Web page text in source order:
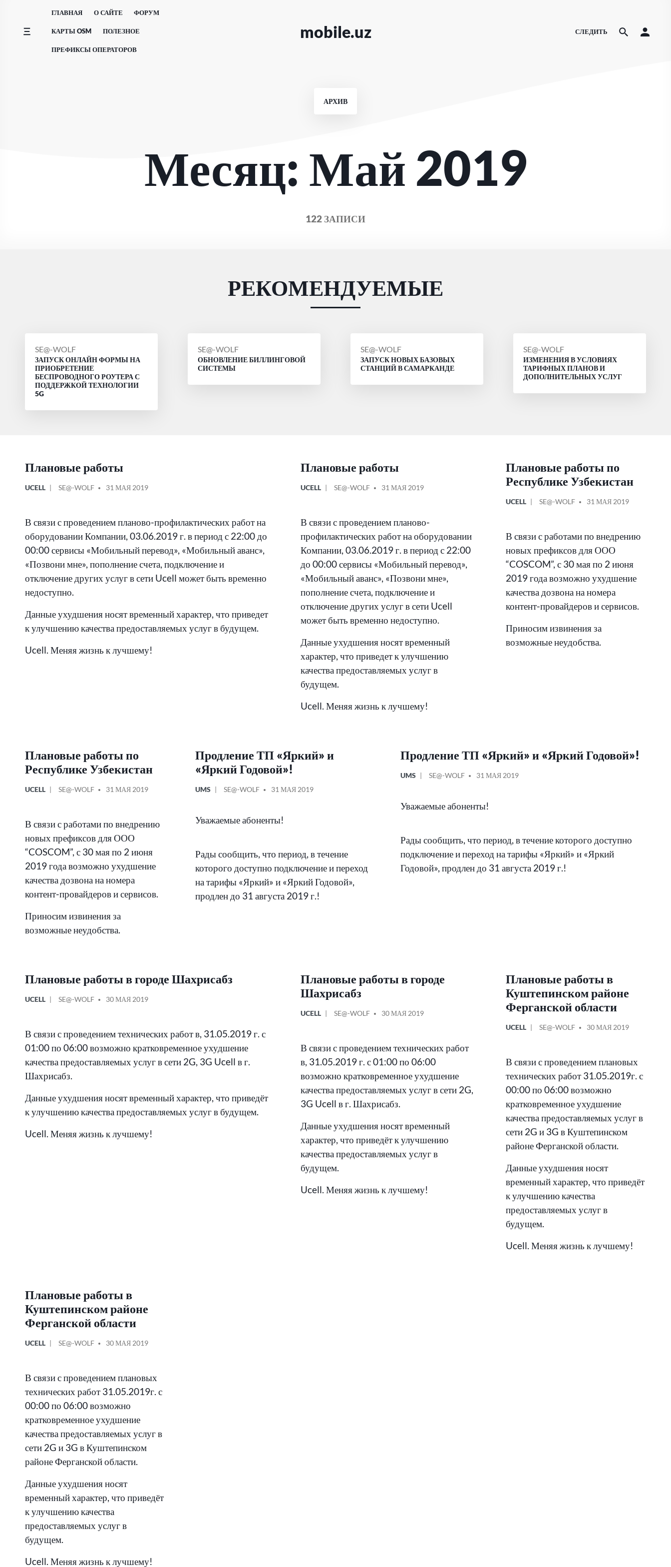
содержимому
ГЛАВНАЯ О САЙТЕ ФОРУМ
КАРТЫ OSM ПОЛЕЗНОЕ
ПРЕФИКСЫ ОПЕРАТОРОВ
mobile.uz СЛЕДИТЬ
АРХИВ
Месяц: Май 2019
122 ЗАПИСИ
РЕКОМЕНДУЕМЫЕ
СООБЩЕНИЕ
ОТ
SE@-WOLF
ЗАПУСК ОНЛАЙН ФОРМЫ НА
ПРИОБРЕТЕНИЕ
БЕСПРОВОДНОГО РОУТЕРА С
ПОДДЕРЖКОЙ ТЕХНОЛОГИИ
5G
СООБЩЕНИЕ
ОТ
SE@-WOLF
ОБНОВЛЕНИЕ БИЛЛИНГОВОЙ
СИСТЕМЫ
СООБЩЕНИЕ
ОТ
SE@-WOLF
ЗАПУСК НОВЫХ БАЗОВЫХ
СТАНЦИЙ В САМАРКАНДЕ
СООБЩЕНИЕ
ОТ
SE@-WOLF
ИЗМЕНЕНИЯ В УСЛОВИЯХ
ТАРИФНЫХ ПЛАНОВ И
ДОПОЛНИТЕЛЬНЫХ УСЛУГ
Плановые работы
ОПУБЛИКОВАНО
UCELL
СООБЩЕНИЕ
SE@-WOLF 31 МАЯ 2019
В связи с проведением планово-профилактических работ на
оборудовании Компании, 03.06.2019 г. в период с 22:00 до
00:00 сервисы «Мобильный перевод», «Мобильный аванс»,
«Позвони мне», пополнение счета, подключение и
отключение других услуг в сети Ucell может быть временно
недоступно.
Данные ухудшения носят временный характер, что приведет
к улучшению качества предоставляемых услуг в будущем.
Ucell. Меняя жизнь к лучшему!
Плановые работы
ОПУБЛИКОВАНО
UCELL
СООБЩЕНИЕ
SE@-WOLF 31 МАЯ 2019
В связи с проведением планово-
профилактических работ на оборудовании
Компании, 03.06.2019 г. в период с 22:00
до 00:00 сервисы «Мобильный перевод»,
«Мобильный аванс», «Позвони мне»,
пополнение счета, подключение и
отключение других услуг в сети Ucell
может быть временно недоступно.
Данные ухудшения носят временный
характер, что приведет к улучшению
качества предоставляемых услуг в
будущем.
Ucell. Меняя жизнь к лучшему!
Плановые работы по
Республике Узбекистан
ОПУБЛИКОВАНО
UCELL
СООБЩЕНИЕ
SE@-WOLF 31 МАЯ 2019
В связи с работами по внедрению
новых префиксов для ООО
“COSCOM”, с 30 мая по 2 июня
2019 года возможно ухудшение
качества дозвона на номера
контент-провайдеров и сервисов.
Приносим извинения за
возможные неудобства.
Плановые работы по
Республике Узбекистан
ОПУБЛИКОВАНО
UCELL
СООБЩЕНИЕ
SE@-WOLF 31 МАЯ 2019
В связи с работами по внедрению
новых префиксов для ООО
“COSCOM”, с 30 мая по 2 июня
2019 года возможно ухудшение
качества дозвона на номера
контент-провайдеров и сервисов.
Приносим извинения за
возможные неудобства.
Продление ТП «Яркий» и
«Яркий Годовой»!
ОПУБЛИКОВАНО
UMS
СООБЩЕНИЕ
SE@-WOLF 31 МАЯ 2019
Уважаемые абоненты!
Рады сообщить, что период, в течение
которого доступно подключение и переход
на тарифы «Яркий» и «Яркий Годовой»,
продлен до 31 августа 2019 г.!
Продление ТП «Яркий» и «Яркий Годовой»!
ОПУБЛИКОВАНО
UMS
СООБЩЕНИЕ
SE@-WOLF 31 МАЯ 2019
Уважаемые абоненты!
Рады сообщить, что период, в течение которого доступно
подключение и переход на тарифы «Яркий» и «Яркий
Годовой», продлен до 31 августа 2019 г.!
Плановые работы в городе Шахрисабз
ОПУБЛИКОВАНО
UCELL
СООБЩЕНИЕ
SE@-WOLF 30 МАЯ 2019
В связи с проведением технических работ в, 31.05.2019 г. с
01:00 по 06:00 возможно кратковременное ухудшение
качества предоставляемых услуг в сети 2G, 3G Ucell в г.
Шахрисабз.
Данные ухудшения носят временный характер, что приведёт
к улучшению качества предоставляемых услуг в будущем.
Ucell. Меняя жизнь к лучшему!
Плановые работы в городе
Шахрисабз
ОПУБЛИКОВАНО
UCELL
СООБЩЕНИЕ
SE@-WOLF 30 МАЯ 2019
В связи с проведением технических работ
в, 31.05.2019 г. с 01:00 по 06:00
возможно кратковременное ухудшение
качества предоставляемых услуг в сети 2G,
3G Ucell в г. Шахрисабз.
Данные ухудшения носят временный
характер, что приведёт к улучшению
качества предоставляемых услуг в
будущем.
Ucell. Меняя жизнь к лучшему!
Плановые работы в
Куштепинском районе
Ферганской области
ОПУБЛИКОВАНО
UCELL
СООБЩЕНИЕ
SE@-WOLF 30 МАЯ 2019
В связи с проведением плановых
технических работ 31.05.2019г. с
00:00 по 06:00 возможно
кратковременное ухудшение
качества предоставляемых услуг в
сети 2G и 3G в Куштепинском
районе Ферганской области.
Данные ухудшения носят
временный характер, что приведёт
к улучшению качества
предоставляемых услуг в
будущем.
Ucell. Меняя жизнь к лучшему!
Плановые работы в
Куштепинском районе
Ферганской области
ОПУБЛИКОВАНО
UCELL
СООБЩЕНИЕ
SE@-WOLF 30 МАЯ 2019
В связи с проведением плановых
технических работ 31.05.2019г. с
00:00 по 06:00 возможно
кратковременное ухудшение
качества предоставляемых услуг в
сети 2G и 3G в Куштепинском
районе Ферганской области.
Данные ухудшения носят
временный характер, что приведёт
к улучшению качества
предоставляемых услуг в
будущем.
Ucell. Меняя жизнь к лучшему!